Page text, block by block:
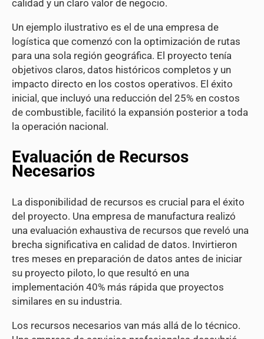
calidad y un claro valor de negocio.
Un ejemplo ilustrativo es el de una empresa de
logística que comenzó con la optimización de rutas
para una sola región geográfica. El proyecto tenía
objetivos claros, datos históricos completos y un
impacto directo en los costos operativos. El éxito
inicial, que incluyó una reducción del 25% en costos
de combustible, facilitó la expansión posterior a toda
la operación nacional.
Evaluación de Recursos
Necesarios
La disponibilidad de recursos es crucial para el éxito
del proyecto. Una empresa de manufactura realizó
una evaluación exhaustiva de recursos que reveló una
brecha significativa en calidad de datos. Invirtieron
tres meses en preparación de datos antes de iniciar
su proyecto piloto, lo que resultó en una
implementación 40% más rápida que proyectos
similares en su industria.
Los recursos necesarios van más allá de lo técnico.